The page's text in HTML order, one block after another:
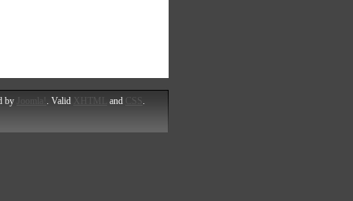
by Joomla! . Valid XHTML and CSS.